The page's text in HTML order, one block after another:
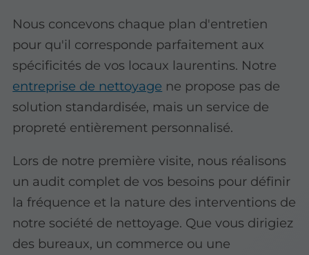
Nous concevons chaque plan d'entretien
pour qu'il corresponde parfaitement aux
spécificités de vos locaux laurentins. Notre
entreprise de nettoyage ne propose pas de
solution standardisée, mais un service de
propreté entièrement personnalisé.
Lors de notre première visite, nous réalisons
un audit complet de vos besoins pour définir
la fréquence et la nature des interventions de
notre société de nettoyage. Que vous dirigiez
des bureaux, un commerce ou une